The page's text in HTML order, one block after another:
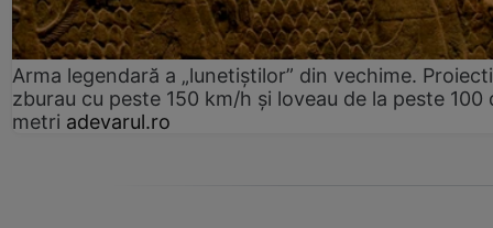
Arma legendară a „lunetiștilor” din vechime.
zburau cu peste 150 km/h și loveau de la peste 100
metri adevarul.ro